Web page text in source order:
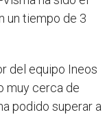
un tiempo de 3
del equipo Ineos
muy cerca de
podido superar a